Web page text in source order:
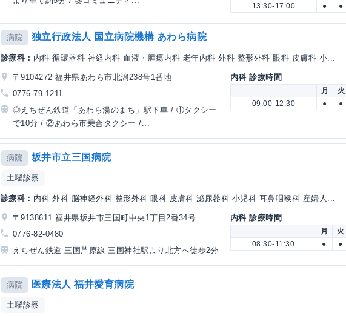
13:30-17:00
● ●
病院 独立行政法人 国立病院機構 あわら病院
診療科： 内科 循環器科 神経内科 血液・腫瘍内科 老年内科 外科 整形外科 眼科 皮膚科 小...
〒9104272 福井県あわら市北潟238号1番地
0776-79-1211
◎えちぜん鉄道「あわら湯のまち」駅下車 / ①タクシー
で10分 / ②あわら市乗合タクシー /...
内科 診療時間
月 火
09:00-12:30
● ●
病院 坂井市立三国病院
土曜診察
診療科： 内科 外科 脳神経外科 整形外科 眼科 皮膚科 泌尿器科 小児科 耳鼻咽喉科 産婦人...
〒9138611 福井県坂井市三国町中央1丁目2番34号
0776-82-0480
えちぜん鉄道 三国芦原線 三国神社駅より北方へ徒歩2分
内科 診療時間
月 火
08:30-11:30
● ●
病院 医療法人 福井愛育病院
土曜診察